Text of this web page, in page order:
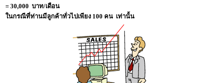
= 30,000 บาท/เดือน
ในกรณีที่ท่านมีลูกค้าทั่วไปเพียง 100 คน เท่านั้น